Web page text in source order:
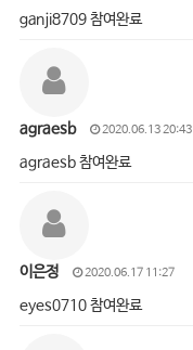
ganji8709 참여완료
agraesb 2020.06.13 20:43
agraesb 참여완료
이은정 2020.06.17 11:27
eyes0710 참여완료